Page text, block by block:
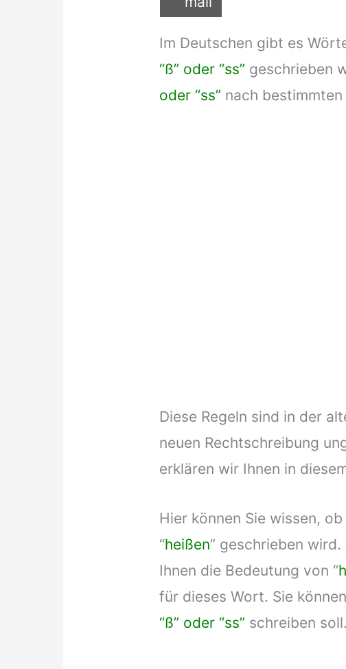
Im Deutschen gibt es
“ß” oder “ss” geschrieben
oder “ss” nach bestimmten
Diese Regeln sind in der
neuen Rechtschreibung
erklären wir Ihnen in
Hier können Sie wissen, ob
“heißen” geschrieben
Ihnen die Bedeutung von “
für dieses Wort. Sie
“ß” oder “ss” schreiben soll.